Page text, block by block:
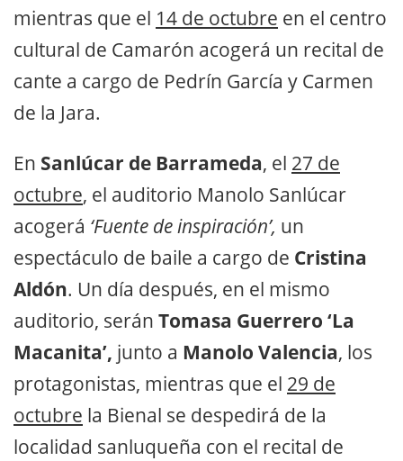
mientras que el 14 de octubre en el centro
cultural de Camarón acogerá un recital de
cante a cargo de Pedrín García y Carmen
de la Jara.
En Sanlúcar de Barrameda, el 27 de
octubre, el auditorio Manolo Sanlúcar
acogerá ‘Fuente de inspiración’, un
espectáculo de baile a cargo de Cristina
Aldón. Un día después, en el mismo
auditorio, serán Tomasa Guerrero ‘La
Macanita’, junto a Manolo Valencia, los
protagonistas, mientras que el 29 de
octubre la Bienal se despedirá de la
localidad sanluqueña con el recital de